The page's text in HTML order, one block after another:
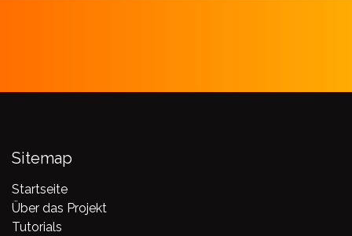
Sitemap
Startseite
Über das Projekt
Tutorials